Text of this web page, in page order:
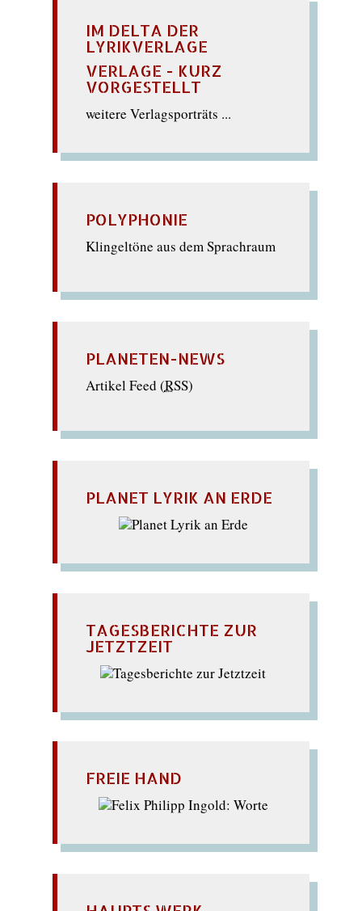
IM DELTA DER
LYRIKVERLAGE
VERLAGE - KURZ
VORGESTELLT
weitere Verlagsporträts ...
POLYPHONIE
Klingeltöne aus dem Sprachraum
PLANETEN-NEWS
Artikel Feed (RSS)
PLANET LYRIK AN ERDE
TAGESBERICHTE ZUR
JETZTZEIT
FREIE HAND